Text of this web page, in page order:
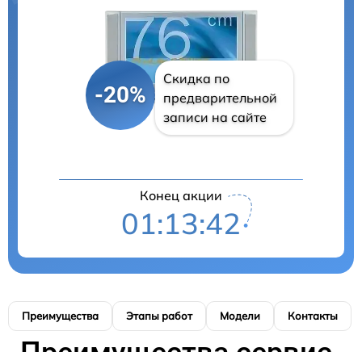
-20%
Скидка по
предварительной
записи на сайте
Конец акции
01:13:41
Преимущества Этапы работ Модели Контакты